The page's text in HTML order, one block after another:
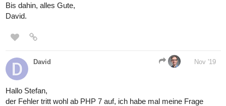
Bis dahin, alles Gute,
David.
David Nov '19
Hallo Stefan,
der Fehler tritt wohl ab PHP 7 auf, ich habe mal meine Frage